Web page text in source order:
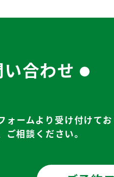
合わせ
ームより受け付けてお
相談ください。